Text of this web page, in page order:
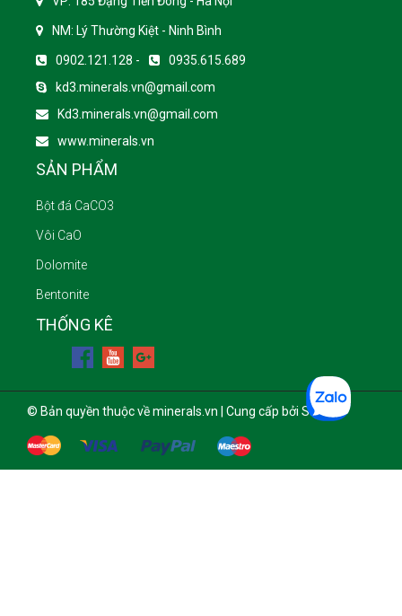
NM: Lý Thường Kiệt - Ninh Bình
0902.121.128 -
0935.615.689
kd3.minerals.vn@gmail.com
Kd3.minerals.vn@gmail.com
www.minerals.vn
SẢN PHẨM
Bột đá CaCO3
Vôi CaO
Dolomite
Bentonite
THỐNG KÊ
© Bản quyền thuộc về minerals.vn | Cung cấp bởi Sapo